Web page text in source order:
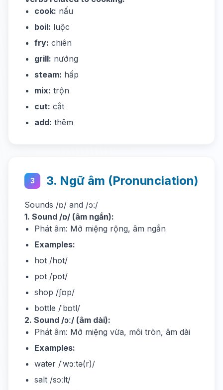
cook: nấu
boil: luộc
fry: chiên
grill: nướng
steam: hấp
mix: trộn
cut: cắt
add: thêm
3 3. Ngữ âm (Pronunciation)
Sounds /ɒ/ and /ɔː/
1. Sound /ɒ/ (âm ngắn):
Phát âm: Mở miệng rộng, âm ngắn
Examples:
hot /hɒt/
pot /pɒt/
shop /ʃɒp/
bottle /ˈbɒtl/
2. Sound /ɔː/ (âm dài):
Phát âm: Mở miệng vừa, môi tròn, âm dài
Examples:
water /ˈwɔːtə(r)/
salt /sɔːlt/